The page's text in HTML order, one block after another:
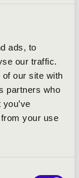
ads, to
our traffic.
our site with
partners who
your use